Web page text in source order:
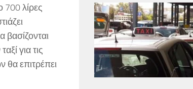
700 λίρες
βασίζονται
για τις
θα επιτρέπει